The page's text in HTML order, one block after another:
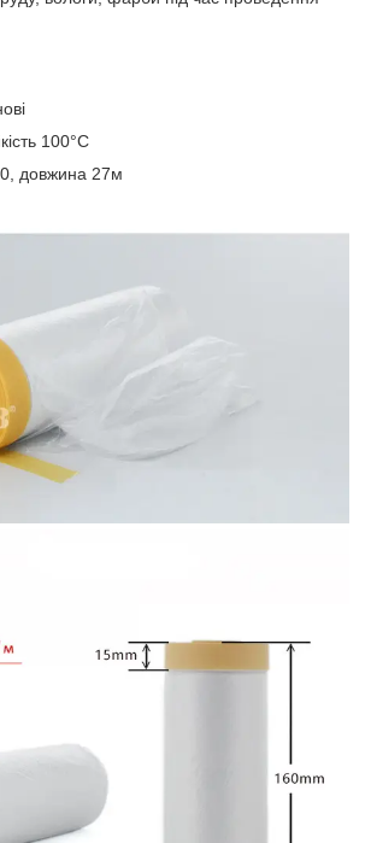
100°С
довжина 27м